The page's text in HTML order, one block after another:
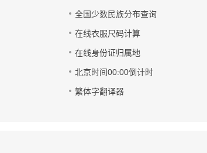
全国少数民族分布查询
在线衣服尺码计算
在线身份证归属地
北京时间00:00倒计时
繁体字翻译器